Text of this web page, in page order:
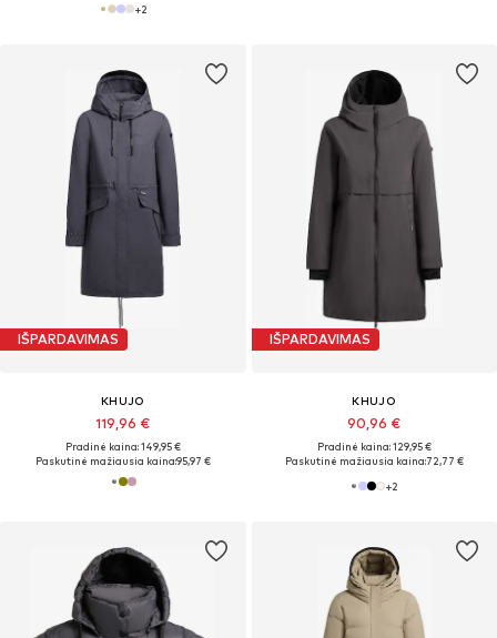
+2
IŠPARDAVIMAS
KHUJO
119,96 €
Pradinė kaina: 149,95 €
Paskutinė mažiausia kaina:95,97 €
IŠPARDAVIMAS
KHUJO
90,96 €
Pradinė kaina: 129,95 €
Paskutinė mažiausia kaina:72,77 €
+2